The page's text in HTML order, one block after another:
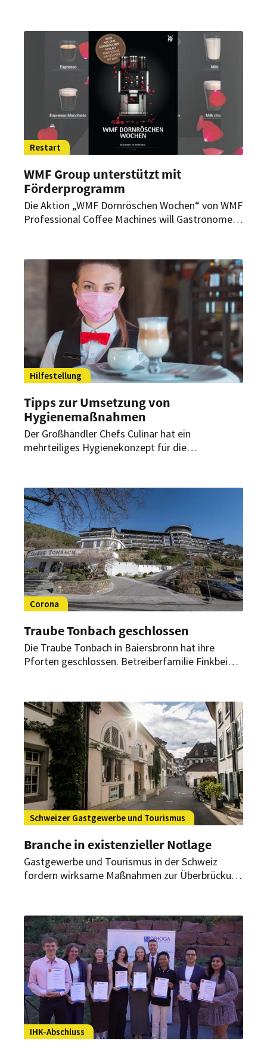
Mitarbeitern aus dem Gastgewerbe.
Restart
WMF Group unterstützt mit
Förderprogramm
Die Aktion „WMF Dornröschen Wochen“ von WMF
Professional Coffee Machines will Gastronomen
Hilfestellung
Tipps zur Umsetzung von
Hygienemaßnahmen
Der Großhändler Chefs Culinar hat ein
mehrteiliges Hygienekonzept für die
Corona
Traube Tonbach geschlossen
Die Traube Tonbach in Baiersbronn hat ihre
Pforten geschlossen. Betreiberfamilie Finkbeiner
Schweizer Gastgewerbe und Tourismus
Branche in existenzieller Notlage
Gastgewerbe und Tourismus in der Schweiz
fordern wirksame Maßnahmen zur Überbrückung
Kurzarbeitsentschädigung und die sofortige
Einführung des Härtefall-Fonds.
IHK-Abschluss